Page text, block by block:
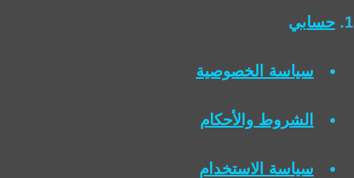
حسابي
سياسة الخصوصية
الشروط والأحكام
سياسة الاستخدام